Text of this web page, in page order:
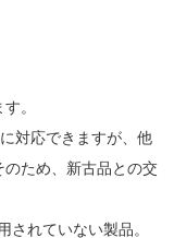
。
対応できますが、他
ため、新古品との交
れていない製品。